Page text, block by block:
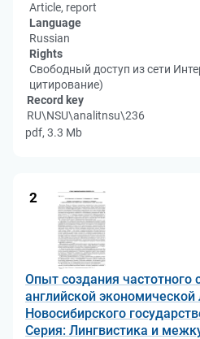
Article, report
Language
Russian
Rights
Свободный доступ из сети
цитирование)
Record key
RU\NSU\analitnsu\236
pdf, 3.3 Mb
2
Опыт создания частотного
английской
Новосибирского
Серия: Лингвистика и